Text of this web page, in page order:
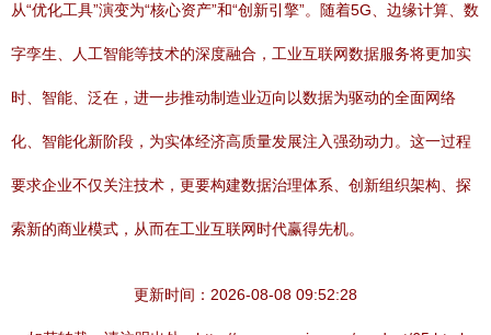
从“优化工具”演变为“核心资产”和“创新引擎”。随着5G、边缘计算、数
字孪生、人工智能等技术的深度融合，工业互联网数据服务将更加实
时、智能、泛在，进一步推动制造业迈向以数据为驱动的全面网络
化、智能化新阶段，为实体经济高质量发展注入强劲动力。这一过程
要求企业不仅关注技术，更要构建数据治理体系、创新组织架构、探
索新的商业模式，从而在工业互联网时代赢得先机。
更新时间：2026-08-08 09:52:28